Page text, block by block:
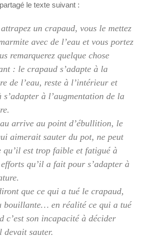
le texte suivant :
un crapaud, vous le mettez
avec de l’eau et vous portez
remarquerez quelque chose
: le crapaud s’adapte à la
de l’eau, reste à l’intérieur et
s’adapter à l’augmentation de la
arrive au point d’ébullition, le
aimerait sauter du pot, ne peut
qu’il est trop faible et fatigué à
efforts qu’il a fait pour s’adapter à
que ce qui a tué le crapaud,
bouillante… en réalité ce qui a tué
c’est son incapacité à décider
sauter.